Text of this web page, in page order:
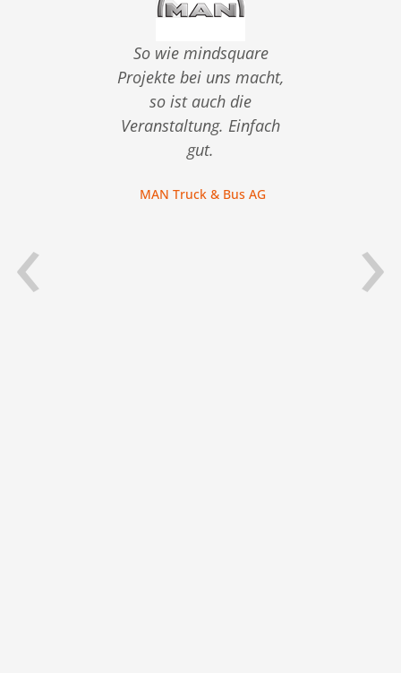
‹
So wie mindsquare
Projekte bei uns macht,
so ist auch die
Veranstaltung. Einfach
gut.
MAN Truck & Bus AG ›